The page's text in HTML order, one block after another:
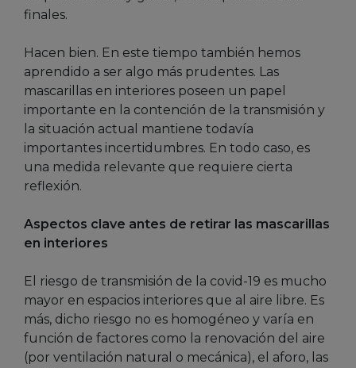
finales.
Hacen bien. En este tiempo también hemos
aprendido a ser algo más prudentes. Las
mascarillas en interiores poseen un papel
importante en la contención de la transmisión y
la situación actual mantiene todavía
importantes incertidumbres. En todo caso, es
una medida relevante que requiere cierta
reflexión.
Aspectos clave antes de retirar las mascarillas
en interiores
El riesgo de transmisión de la covid-19 es mucho
mayor en espacios interiores que al aire libre. Es
más, dicho riesgo no es homogéneo y varía en
función de factores como la renovación del aire
(por ventilación natural o mecánica), el aforo, las